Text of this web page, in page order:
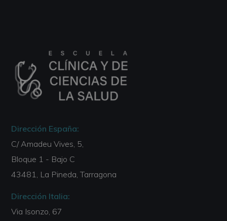
Dirección España:
C/ Amadeu Vives, 5,
Bloque 1 - Bajo C
43481, La Pineda, Tarragona
Dirección Italia:
Via Isonzo, 67